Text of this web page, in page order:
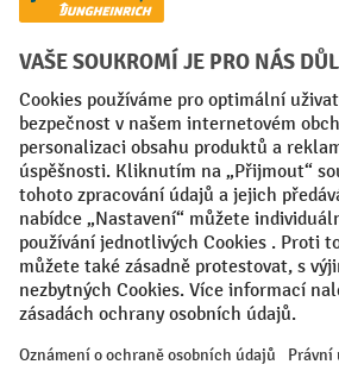
Sociální sítě
Facebook
YouTubeLinkedIn
VODP Otisk
Prohlášení o ochraně osobních údajů
Nastavení ochrany osobních údajů
All prices excl. VAT plusshipping costsand